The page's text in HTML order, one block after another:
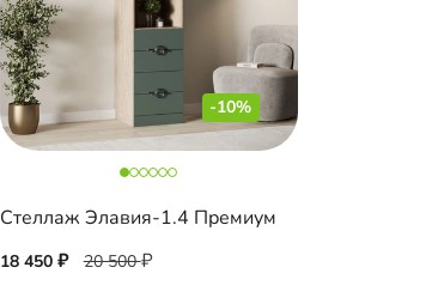
-10%
Стеллаж Элавия-1.4 Премиум
18 450 20 500